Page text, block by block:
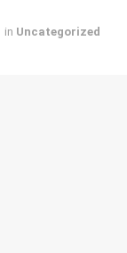
in Uncategorized